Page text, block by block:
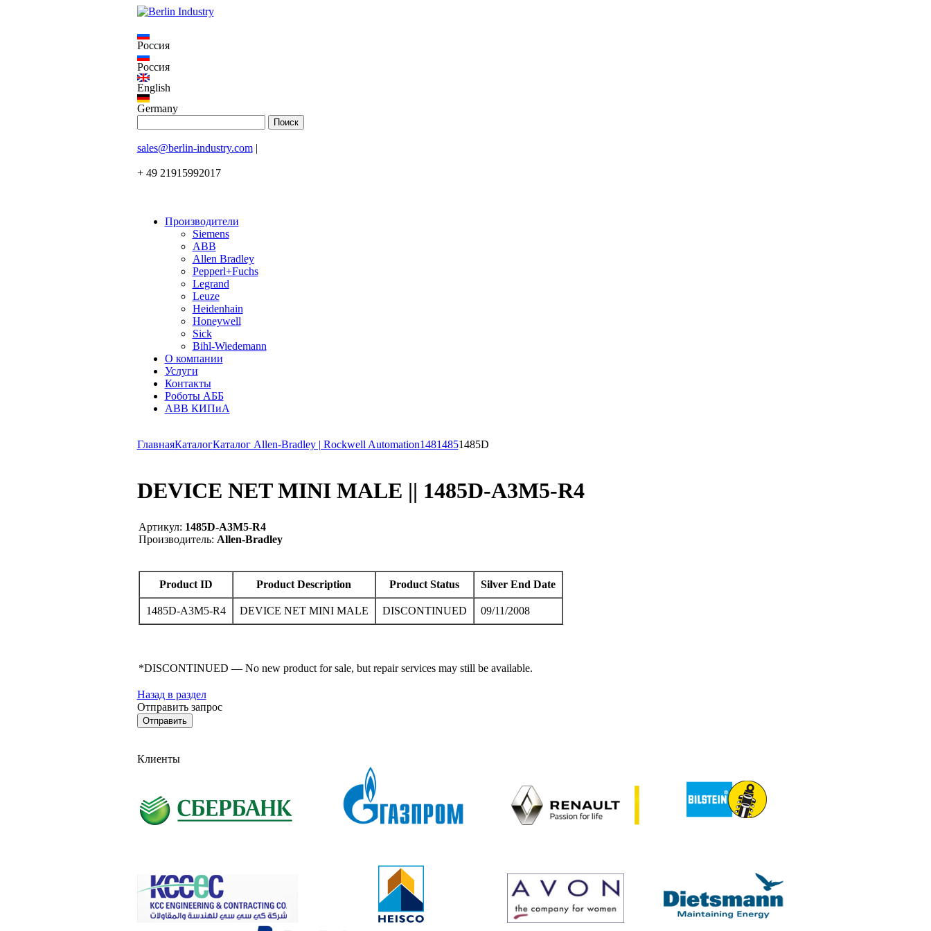
Россия
Россия
English
Germany
sales@berlin-industry.com|
+ 49 21915992017
Производители
Siemens
ABB
Allen Bradley
Pepperl+Fuchs
Legrand
Leuze
Heidenhain
Honeywell
Sick
Bihl-Wiedemann
О компании
Услуги
Контакты
Роботы АББ
ABB КИПиА
ГлавнаяКаталогКаталог Allen-Bradley | Rockwell Automation14814851485D
DEVICE NET MINI MALE || 1485D-A3M5-R4
Артикул: 1485D-A3M5-R4
Производитель: Allen-Bradley
Product ID Product Description Product Status Silver End Date
1485D-A3M5-R4 DEVICE NET MINI MALE DISCONTINUED 09/11/2008
*DISCONTINUED — No new product for sale, but repair services may still be available.
Назад в раздел
Отправить запрос
Клиенты